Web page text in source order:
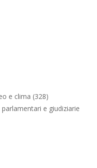
e clima (328)
e giudiziarie